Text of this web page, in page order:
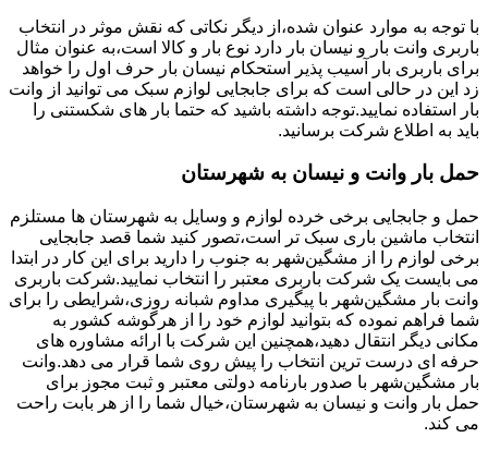
با توجه به موارد عنوان شده،از دیگر نکاتی که نقش موثر در انتخاب
باربری وانت بار و نیسان بار دارد نوع بار و کالا است،به عنوان مثال
برای باربری بار آسیب پذیر استحکام نیسان بار حرف اول را خواهد
زد این در حالی است که برای جابجایی لوازم سبک می توانید از وانت
بار استفاده نمایید.توجه داشته باشید که حتما بار های شکستنی را
باید به اطلاع شرکت برسانید.
حمل بار وانت و نیسان به شهرستان
حمل و جابجایی برخی خرده لوازم و وسایل به شهرستان ها مستلزم
انتخاب ماشین باری سبک تر است،تصور کنید شما قصد جابجایی
برخی لوازم را از مشگین‌شهر به جنوب را دارید برای این کار در ابتدا
می بایست یک شرکت باربری معتبر را انتخاب نمایید.شرکت باربری
وانت بار مشگین‌شهر با پیگیری مداوم شبانه روزی،شرایطی را برای
شما فراهم نموده که بتوانید لوازم خود را از هرگوشه کشور به
مکانی دیگر انتقال دهید،همچنین این شرکت با ارائه مشاوره های
حرفه ای درست ترین انتخاب را پیش روی شما قرار می دهد.وانت
بار مشگین‌شهر با صدور بارنامه دولتی معتبر و ثبت مجوز برای
حمل بار وانت و نیسان به شهرستان،خیال شما را از هر بابت راحت
می کند.